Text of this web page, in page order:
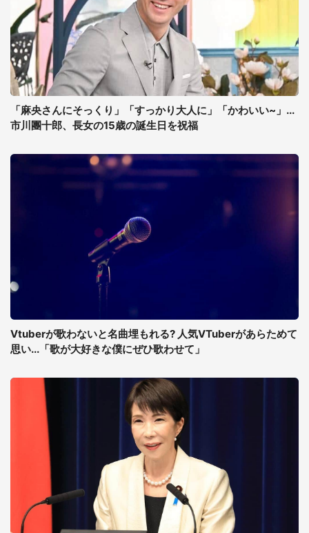
「麻央さんにそっくり」「すっかり大人に」「かわいい~」...
市川團十郎、長女の15歳の誕生日を祝福
Vtuberが歌わないと名曲埋もれる? 人気VTuberがあらためて
思い...「歌が大好きな僕にぜひ歌わせて」